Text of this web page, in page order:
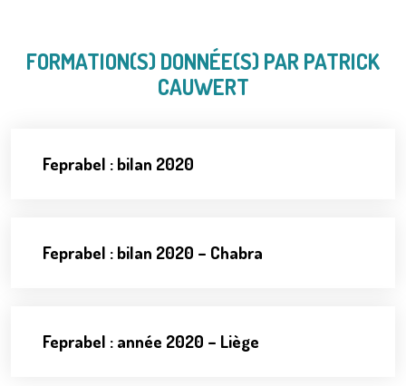
FORMATION(S) DONNÉE(S) PAR PATRICK
CAUWERT
Feprabel : bilan 2020
Feprabel : bilan 2020 – Chabra
Feprabel : année 2020 – Liège